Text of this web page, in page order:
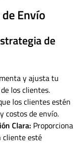
Envío
de
y ajusta tu
los clientes.
los clientes estén
costos de envío.
Clara: Proporciona
cliente esté